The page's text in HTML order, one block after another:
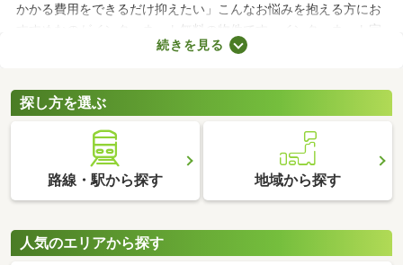
かかる費用をできるだけ抑えたい」こんなお悩みを抱える方にお
すすめなのがインターネット無料の物件です。インターネット完
備の物件なら、新たに回線を契約する必要はありません。通信費
チェックしてみてくださいね。
続きを見る
探し方を選ぶ
路線・駅から探す 地域から探す
人気のエリアから探す